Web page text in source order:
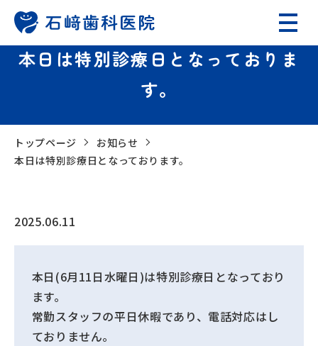
本日は特別診療日となっておりま
す。
トップページ
お知らせ
本日は特別診療日となっております。
2025.06.11
本日(6月11日水曜日)は特別診療日となっており
ます。
常勤スタッフの平日休暇であり、電話対応はし
ておりません。